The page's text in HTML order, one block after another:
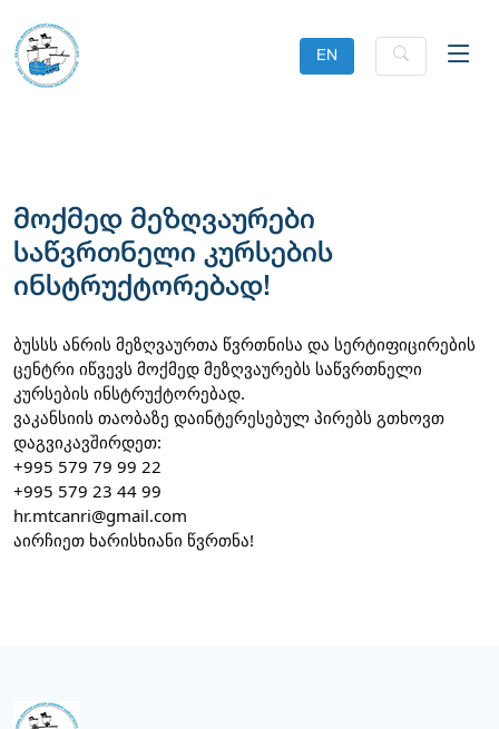
EN
მოქმედ მეზღვაურები
საწვრთნელი კურსების
ინსტრუქტორებად!
ბუსსს ანრის მეზღვაურთა წვრთნისა და სერტიფიცირების
ცენტრი იწვევს მოქმედ მეზღვაურებს საწვრთნელი
კურსების ინსტრუქტორებად.
ვაკანსიის თაობაზე დაინტერესებულ პირებს გთხოვთ
დაგვიკავშირდეთ:
+995 579 79 99 22
+995 579 23 44 99
hr.mtcanri@gmail.com
აირჩიეთ ხარისხიანი წვრთნა!